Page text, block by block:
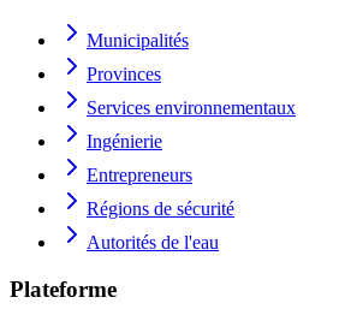
Municipalités
Provinces
Services environnementaux
Ingénierie
Entrepreneurs
Régions de sécurité
Autorités de l'eau
Plateforme